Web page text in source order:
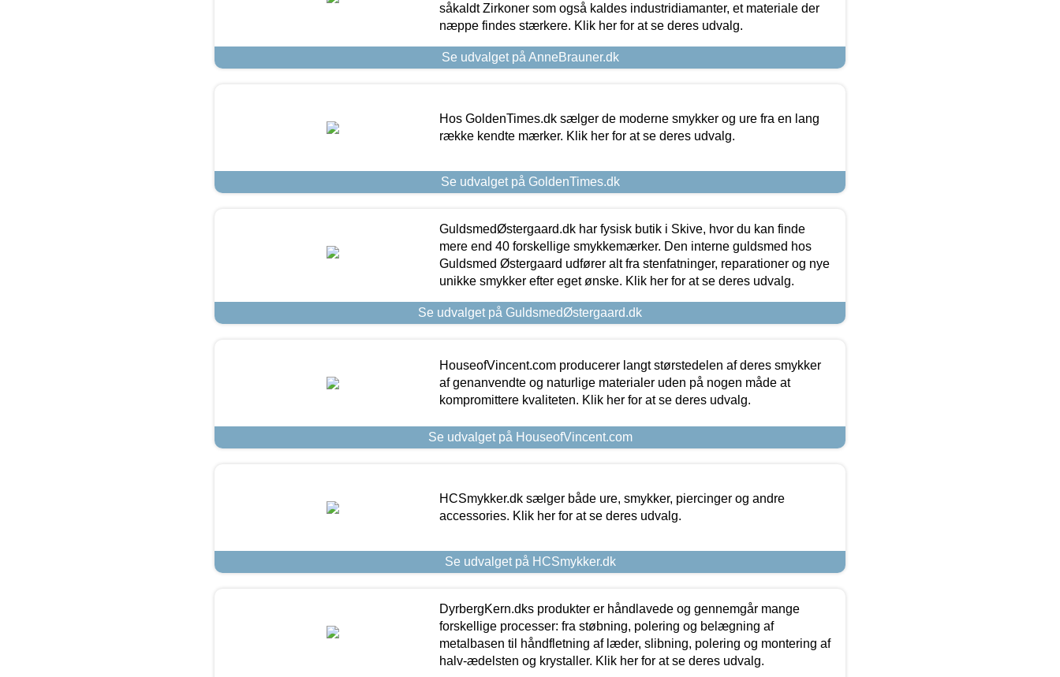
såkaldt Zirkoner som også kaldes industridiamanter, et materiale der
næppe findes stærkere. Klik her for at se deres udvalg.
Se udvalget på AnneBrauner.dk
Hos GoldenTimes.dk sælger de moderne smykker og ure fra en lang
række kendte mærker. Klik her for at se deres udvalg.
Se udvalget på GoldenTimes.dk
GuldsmedØstergaard.dk har fysisk butik i Skive, hvor du kan finde
mere end 40 forskellige smykkemærker. Den interne guldsmed hos
Guldsmed Østergaard udfører alt fra stenfatninger, reparationer og nye
unikke smykker efter eget ønske. Klik her for at se deres udvalg.
Se udvalget på GuldsmedØstergaard.dk
HouseofVincent.com producerer langt størstedelen af deres smykker
af genanvendte og naturlige materialer uden på nogen måde at
kompromittere kvaliteten. Klik her for at se deres udvalg.
Se udvalget på HouseofVincent.com
HCSmykker.dk sælger både ure, smykker, piercinger og andre
accessories. Klik her for at se deres udvalg.
Se udvalget på HCSmykker.dk
DyrbergKern.dks produkter er håndlavede og gennemgår mange
forskellige processer: fra støbning, polering og belægning af
metalbasen til håndfletning af læder, slibning, polering og montering af
halv-ædelsten og krystaller. Klik her for at se deres udvalg.